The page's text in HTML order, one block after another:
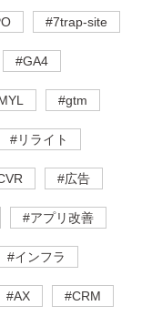
#7trap-site
#GA4
#gtm
#リライト
#広告
#アプリ改善
#インフラ
#AX #CRM